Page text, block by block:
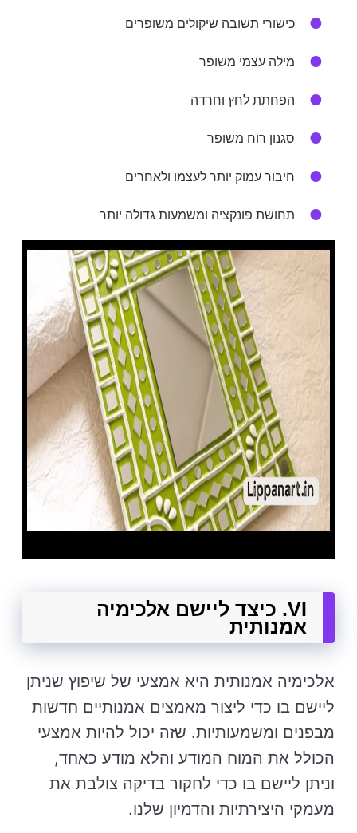
כישורי תשובה שיקולים משופרים
מילה עצמי משופר
הפחתת לחץ וחרדה
סגנון רוח משופר
חיבור עמוק יותר לעצמו ולאחרים
תחושת פונקציה ומשמעות גדולה יותר
VI. כיצד ליישם אלכימיה
אמנותית
אלכימיה אמנותית היא אמצעי של שיפוץ שניתן
ליישם בו כדי ליצור מאמצים אמנותיים חדשות
מבפנים ומשמעותיות. שזה יכול להיות אמצעי
הכולל את המוח המודע והלא מודע כאחד,
וניתן ליישם בו כדי לחקור בדיקה צולבת את
מעמקי היצירתיות והדמיון שלנו.